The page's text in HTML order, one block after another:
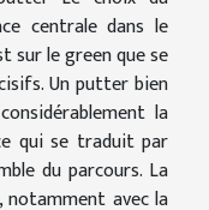
centrale dans le
sur le green que se
Un putter bien
la
qui se traduit par
du parcours. La
avec la